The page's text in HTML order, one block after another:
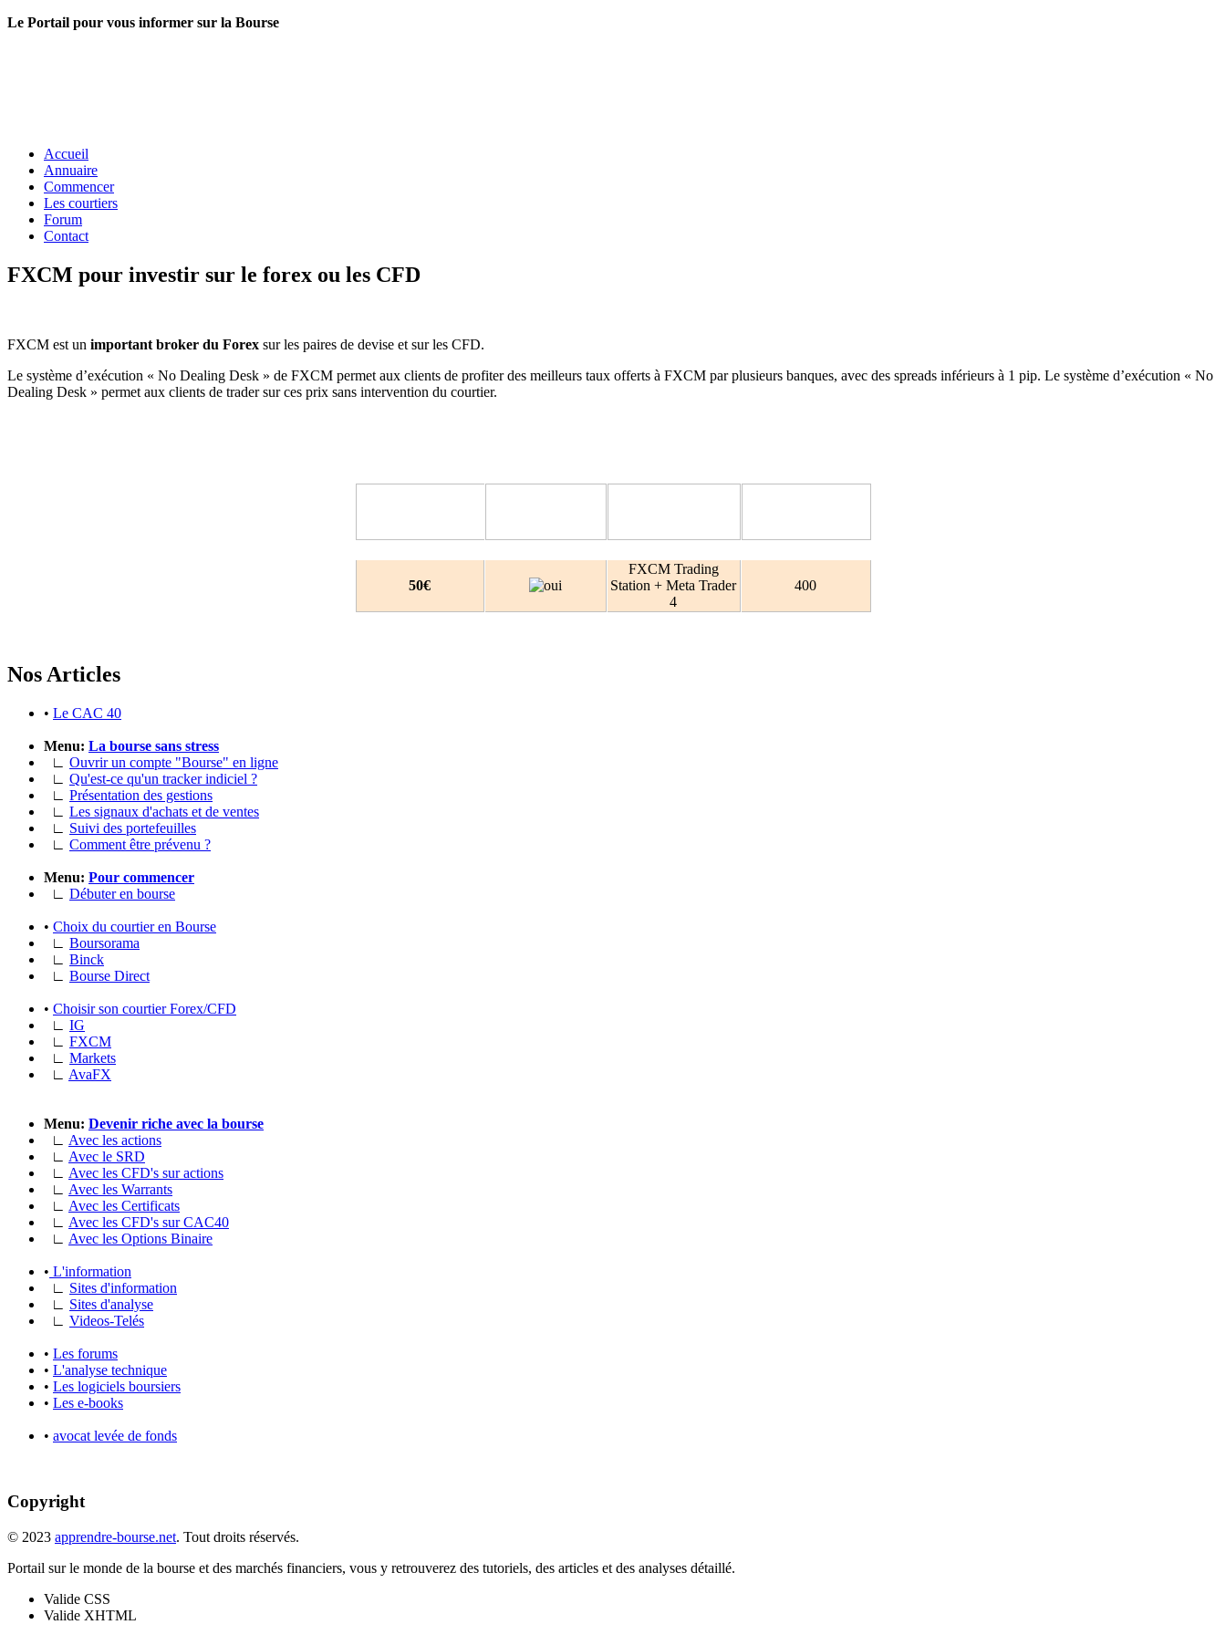
Le Portail pour vous informer sur la Bourse
Accueil
Annuaire
Commencer
Les courtiers
Forum
Contact
FXCM pour investir sur le forex ou les CFD
FXCM est un important broker du Forex sur les paires de devise et sur les CFD.
Le système d’exécution « No Dealing Desk » de FXCM permet aux clients de profiter des meilleurs taux offerts à FXCM par plusieurs banques, avec des spreads inférieurs à 1 pip. Le système d’exécution « No
Dealing Desk » permet aux clients de trader sur ces prix sans intervention du courtier.
50€
FXCM Trading
Station + Meta Trader
4
400
Nos Articles
• Le CAC 40
Menu: La bourse sans stress
∟ Ouvrir un compte "Bourse" en ligne
∟ Qu'est-ce qu'un tracker indiciel ?
∟ Présentation des gestions
∟ Les signaux d'achats et de ventes
∟ Suivi des portefeuilles
∟ Comment être prévenu ?
Menu: Pour commencer
∟ Débuter en bourse
• Choix du courtier en Bourse
∟ Boursorama
∟ Binck
∟ Bourse Direct
• Choisir son courtier Forex/CFD
∟ IG
∟ FXCM
∟ Markets
∟ AvaFX
Menu: Devenir riche avec la bourse
∟ Avec les actions
∟ Avec le SRD
∟ Avec les CFD's sur actions
∟ Avec les Warrants
∟ Avec les Certificats
∟ Avec les CFD's sur CAC40
∟ Avec les Options Binaire
• L'information
∟ Sites d'information
∟ Sites d'analyse
∟ Videos-Telés
• Les forums
• L'analyse technique
• Les logiciels boursiers
• Les e-books
• avocat levée de fonds
Copyright
© 2023 apprendre-bourse.net. Tout droits réservés.
Portail sur le monde de la bourse et des marchés financiers, vous y retrouverez des tutoriels, des articles et des analyses détaillé.
Valide CSS
Valide XHTML